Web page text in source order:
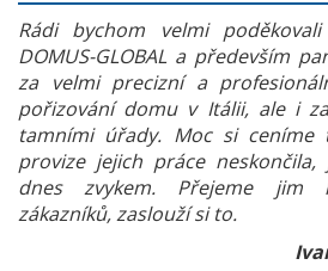
Rádi bychom velmi
DOMUS-GLOBAL a především
za velmi precizní a
pořizování domu v Itálii, ale i
tamními úřady. Moc si ceníme
provize jejich práce
dnes zvykem. Přejeme jim
zákazníků, zaslouží si to.